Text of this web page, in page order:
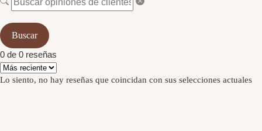
Buscar
0 de 0 reseñas
Lo siento, no hay reseñas que coincidan con sus selecciones actuales